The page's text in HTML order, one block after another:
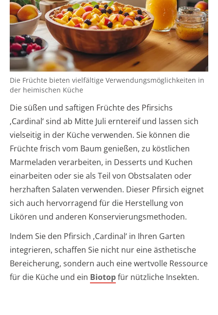
Die Früchte bieten vielfältige Verwendungsmöglichkeiten in
der heimischen Küche
Die süßen und saftigen Früchte des Pfirsichs
‚Cardinal‘ sind ab Mitte Juli erntereif und lassen sich
vielseitig in der Küche verwenden. Sie können die
Früchte frisch vom Baum genießen, zu köstlichen
Marmeladen verarbeiten, in Desserts und Kuchen
einarbeiten oder sie als Teil von Obstsalaten oder
herzhaften Salaten verwenden. Dieser Pfirsich eignet
sich auch hervorragend für die Herstellung von
Likören und anderen Konservierungsmethoden.
Indem Sie den Pfirsich ‚Cardinal‘ in Ihren Garten
integrieren, schaffen Sie nicht nur eine ästhetische
Bereicherung, sondern auch eine wertvolle Ressource
für die Küche und ein Biotopfür nützliche Insekten.